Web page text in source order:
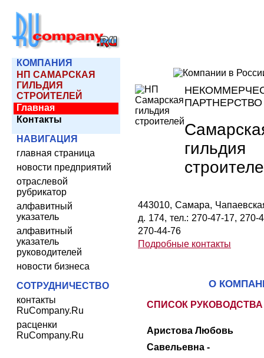
КОМПАНИЯ
НП САМАРСКАЯ
ГИЛЬДИЯ
СТРОИТЕЛЕЙ
Главная
Контакты
НАВИГАЦИЯ
главная страница
новости предприятий
отраслевой
рубрикатор
алфавитный
указатель
алфавитный
указатель
руководителей
новости бизнеса
СОТРУДНИЧЕСТВО
контакты
RuCompany.Ru
расценки
RuCompany.Ru
ПАРТНЕРСТВО
гильдия
443010, Самара,
д. 174, тел.: 270-47-17, 270-
270-44-76
Подробные контакты
О
СПИСОК РУКОВОДСТВА
Аристова Любовь
Савельевна -